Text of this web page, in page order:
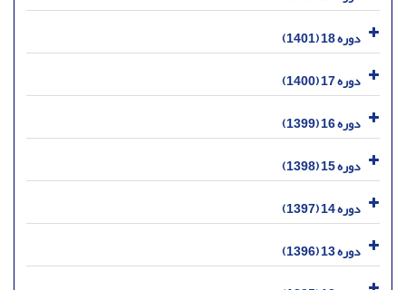
دوره 18 (1401)
دوره 17 (1400)
دوره 16 (1399)
دوره 15 (1398)
دوره 14 (1397)
دوره 13 (1396)